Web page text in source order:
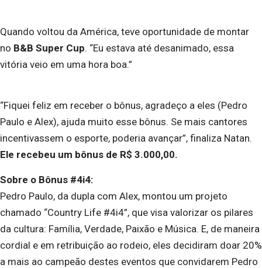
Quando voltou da América, teve oportunidade de montar
no B&B Super Cup. “Eu estava até desanimado, essa
vitória veio em uma hora boa.”
“Fiquei feliz em receber o bônus, agradeço a eles (Pedro
Paulo e Alex), ajuda muito esse bônus. Se mais cantores
incentivassem o esporte, poderia avançar”, finaliza Natan.
Ele recebeu um bônus de R$ 3.000,00.
Sobre o Bônus #4i4:
Pedro Paulo, da dupla com Alex, montou um projeto
chamado “Country Life #4i4”, que visa valorizar os pilares
da cultura: Família, Verdade, Paixão e Música. E, de maneira
cordial e em retribuição ao rodeio, eles decidiram doar 20%
a mais ao campeão destes eventos que convidarem Pedro